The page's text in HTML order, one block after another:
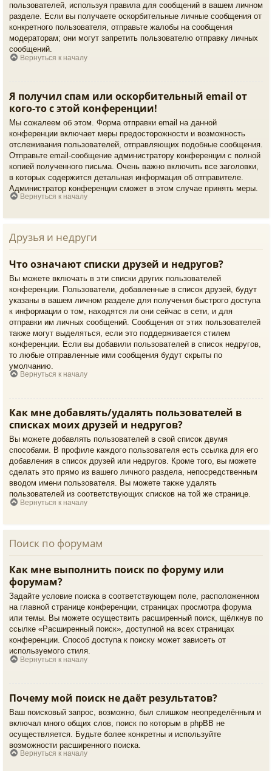
пользователей, используя правила для сообщений в вашем личном
разделе. Если вы получаете оскорбительные личные сообщения от
конкретного пользователя, отправьте жалобы на сообщения
модераторам; они могут запретить пользователю отправку личных
сообщений.
Вернуться к началу
Я получил спам или оскорбительный email от
кого-то с этой конференции!
Мы сожалеем об этом. Форма отправки email на данной
конференции включает меры предосторожности и возможность
отслеживания пользователей, отправляющих подобные сообщения.
Отправьте email-сообщение администратору конференции с полной
копией полученного письма. Очень важно включить все заголовки,
в которых содержится детальная информация об отправителе.
Администратор конференции сможет в этом случае принять меры.
Вернуться к началу
Друзья и недруги
Что означают списки друзей и недругов?
Вы можете включать в эти списки других пользователей
конференции. Пользователи, добавленные в список друзей, будут
указаны в вашем личном разделе для получения быстрого доступа
к информации о том, находятся ли они сейчас в сети, и для
отправки им личных сообщений. Сообщения от этих пользователей
также могут выделяться, если это поддерживается стилем
конференции. Если вы добавили пользователей в список недругов,
то любые отправленные ими сообщения будут скрыты по
умолчанию.
Вернуться к началу
Как мне добавлять/удалять пользователей в
списках моих друзей и недругов?
Вы можете добавлять пользователей в свой список двумя
способами. В профиле каждого пользователя есть ссылка для его
добавления в список друзей или недругов. Кроме того, вы можете
сделать это прямо из вашего личного раздела, непосредственным
вводом имени пользователя. Вы можете также удалять
пользователей из соответствующих списков на той же странице.
Вернуться к началу
Поиск по форумам
Как мне выполнить поиск по форуму или
форумам?
Задайте условие поиска в соответствующем поле, расположенном
на главной странице конференции, страницах просмотра форума
или темы. Вы можете осуществить расширенный поиск, щёлкнув по
ссылке «Расширенный поиск», доступной на всех страницах
конференции. Способ доступа к поиску может зависеть от
используемого стиля.
Вернуться к началу
Почему мой поиск не даёт результатов?
Ваш поисковый запрос, возможно, был слишком неопределённым и
включал много общих слов, поиск по которым в phpBB не
осуществляется. Будьте более конкретны и используйте
возможности расширенного поиска.
Вернуться к началу